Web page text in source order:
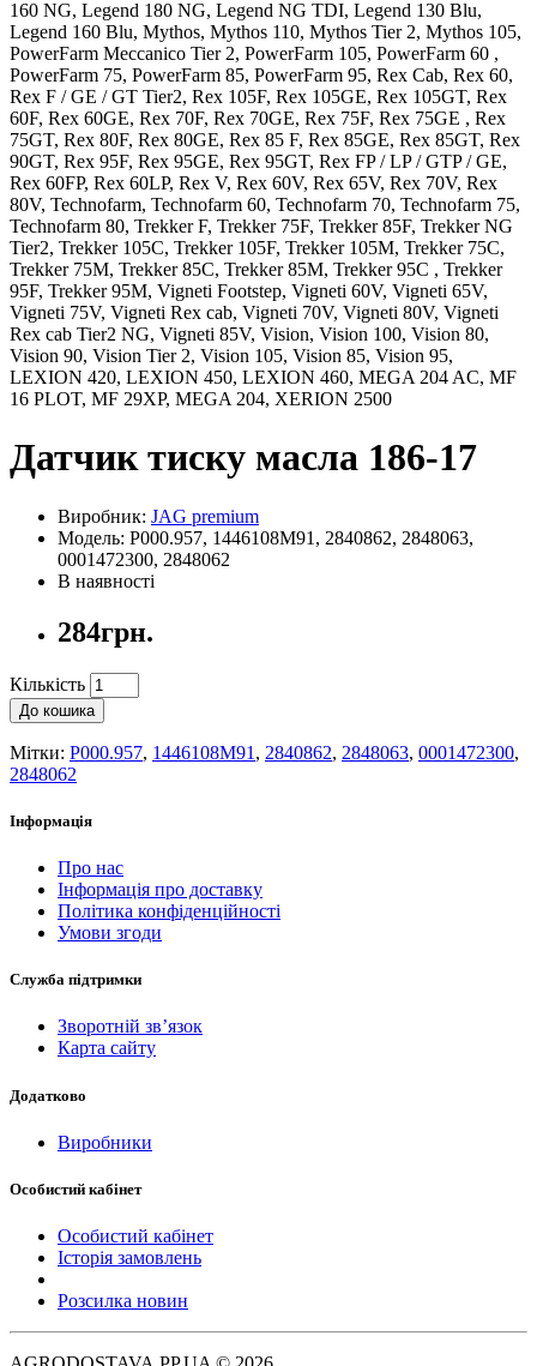
160 NG, Legend 180 NG, Legend NG TDI, Legend 130 Blu,
Legend 160 Blu, Mythos, Mythos 110, Mythos Tier 2, Mythos 105,
PowerFarm Meccanico Tier 2, PowerFarm 105, PowerFarm 60 ,
PowerFarm 75, PowerFarm 85, PowerFarm 95, Rex Cab, Rex 60,
Rex F / GE / GT Tier2, Rex 105F, Rex 105GE, Rex 105GT, Rex
60F, Rex 60GE, Rex 70F, Rex 70GE, Rex 75F, Rex 75GE , Rex
75GT, Rex 80F, Rex 80GE, Rex 85 F, Rex 85GE, Rex 85GT, Rex
90GT, Rex 95F, Rex 95GE, Rex 95GT, Rex FP / LP / GTP / GE,
Rex 60FP, Rex 60LP, Rex V, Rex 60V, Rex 65V, Rex 70V, Rex
80V, Technofarm, Technofarm 60, Technofarm 70, Technofarm 75,
Technofarm 80, Trekker F, Trekker 75F, Trekker 85F, Trekker NG
Tier2, Trekker 105C, Trekker 105F, Trekker 105M, Trekker 75C,
Trekker 75M, Trekker 85C, Trekker 85M, Trekker 95C , Trekker
95F, Trekker 95M, Vigneti Footstep, Vigneti 60V, Vigneti 65V,
Vigneti 75V, Vigneti Rex cab, Vigneti 70V, Vigneti 80V, Vigneti
Rex cab Tier2 NG, Vigneti 85V, Vision, Vision 100, Vision 80,
Vision 90, Vision Tier 2, Vision 105, Vision 85, Vision 95,
LEXION 420, LEXION 450, LEXION 460, MEGA 204 AC, MF
16 PLOT, MF 29XP, MEGA 204, XERION 2500
Датчик тиску масла 186-17
Виробник: JAG premium
Модель: P000.957, 1446108M91, 2840862, 2848063,
0001472300, 2848062
В наявності
284грн.
Кількість
До кошика
Мітки: P000.957, 1446108M91 , 2840862, 2848063, 0001472300,
2848062
Інформація
Про нас
Інформація про доставку
Політика конфіденційності
Умови згоди
Служба підтримки
Зворотній зв’язок
Карта сайту
Додатково
Виробники
Особистий кабінет
Особистий кабінет
Історія замовлень
Розсилка новин